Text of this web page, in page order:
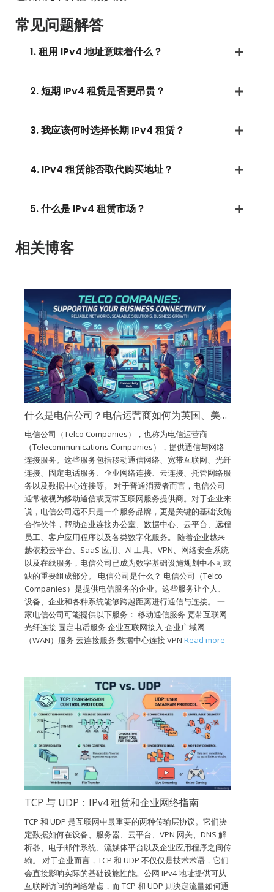
常见问题解答
1. 租用 IPv4 地址意味着什么？
2. 短期 IPv4 租赁是否更昂贵？
3. 我应该何时选择长期 IPv4 租赁？
4. IPv4 租赁能否取代购买地址？
5. 什么是 IPv4 租赁市场？
相关博客
什么是电信公司？电信运营商如何为英国、美国和加拿大提供网络连接支持？
电信公司（Telco Companies），也称为电信运营商
（Telecommunications Companies），提供通信与网络
连接服务。这些服务包括移动通信网络、宽带互联网、光纤
连接、固定电话服务、企业网络连接、云连接、托管网络服
务以及数据中心连接等。 对于普通消费者而言，电信公司
通常被视为移动通信或宽带互联网服务提供商。对于企业来
说，电信公司远不只是一个服务品牌，更是关键的基础设施
合作伙伴，帮助企业连接办公室、数据中心、云平台、远程
员工、客户应用程序以及各类数字化服务。 随着企业越来
越依赖云平台、SaaS 应用、AI 工具、VPN、网络安全系统
以及在线服务，电信公司已成为数字基础设施规划中不可或
缺的重要组成部分。 电信公司是什么？ 电信公司（Telco
Companies）是提供电信服务的企业。这些服务让个人、
设备、企业和各种系统能够跨越距离进行通信与连接。 一
家电信公司可能提供以下服务： 移动通信服务 宽带互联网
光纤连接 固定电话服务 企业互联网接入 企业广域网
（WAN）服务 云连接服务 数据中心连接 VPN Read more
TCP 与 UDP：IPv4 租赁和企业网络指南
TCP 和 UDP 是互联网中最重要的两种传输层协议。它们决
定数据如何在设备、服务器、云平台、VPN 网关、DNS 解
析器、电子邮件系统、流媒体平台以及企业应用程序之间传
输。 对于企业而言，TCP 和 UDP 不仅仅是技术术语，它们
会直接影响实际的基础设施性能。公网 IPv4 地址提供可从
互联网访问的网络端点，而 TCP 和 UDP 则决定流量如何通